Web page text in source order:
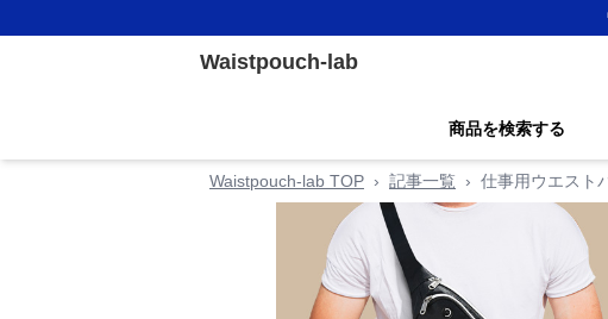
Waistpouch-lab
商品を検索する
Waistpouch-lab TOP › 記事一覧 › 仕事用ウエスト